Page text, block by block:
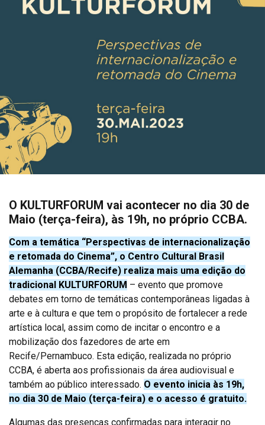
O KULTURFORUM vai acontecer no dia 30 de
Maio (terça-feira), às 19h, no próprio CCBA.
Com a temática “Perspectivas de internacionalização
e retomada do Cinema”, o Centro Cultural Brasil
Alemanha (CCBA/Recife) realiza mais uma edição do
tradicional KULTURFORUM – evento que promove
debates em torno de temáticas contemporâneas ligadas à
arte e à cultura e que tem o propósito de fortalecer a rede
artística local, assim como de incitar o encontro e a
mobilização dos fazedores de arte em
Recife/Pernambuco. Esta edição, realizada no próprio
CCBA, é aberta aos profissionais da área audiovisual e
também ao público interessado. O evento inicia às 19h,
no dia 30 de Maio (terça-feira) e o acesso é gratuito.
Algumas das presenças confirmadas para interagir no